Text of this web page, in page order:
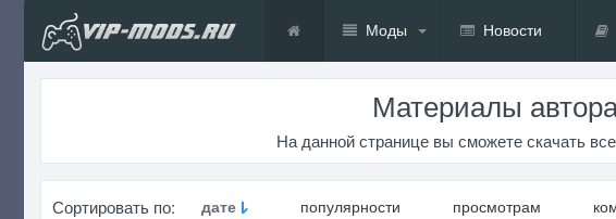
Моды Новости
Материалы
На данной странице вы сможете скачать
Сортировать по: дате популярности просмотрам